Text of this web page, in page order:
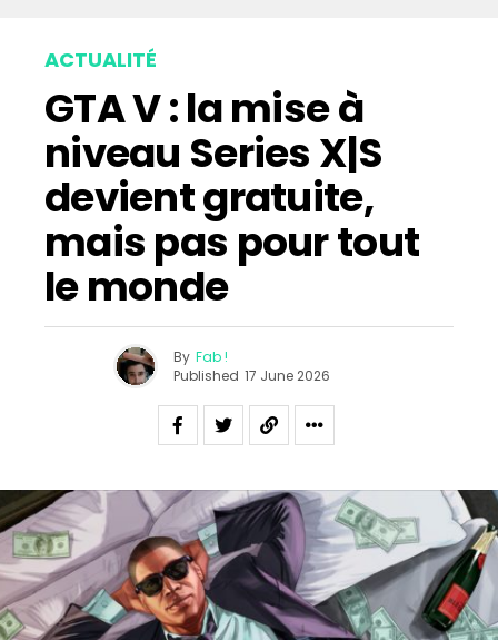
ACTUALITÉ
GTA V : la mise à
niveau Series X|S
devient gratuite,
mais pas pour tout
le monde
By Fab !
Published 17 June 2026